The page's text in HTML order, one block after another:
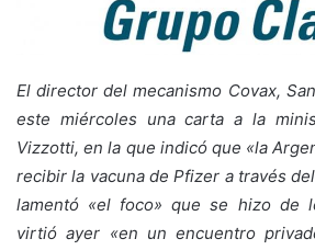
El director del mecanismo Covax,
este miércoles una carta a la
Vizzotti, en la que indicó que «la
recibir la vacuna de Pfizer a través
lamentó «el foco» que se hizo de
virtió ayer «en un encuentro